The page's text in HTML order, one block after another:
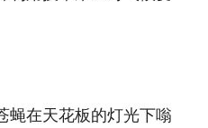
蝇在天花板的灯光下嗡